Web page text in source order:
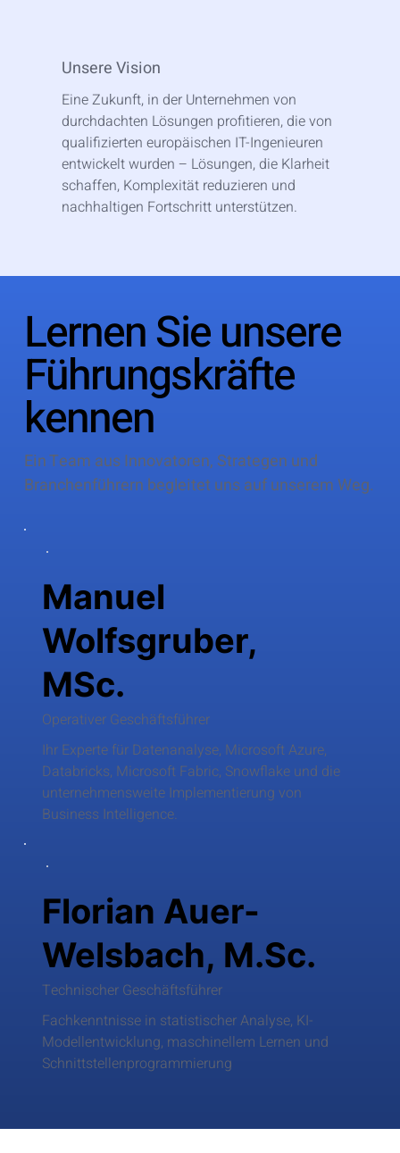
Unsere Vision
Eine Zukunft, in der Unternehmen von
durchdachten Lösungen profitieren, die von
qualifizierten europäischen IT-Ingenieuren
entwickelt wurden – Lösungen, die Klarheit
schaffen, Komplexität reduzieren und
nachhaltigen Fortschritt unterstützen.
Lernen Sie unsere
Führungskräfte
kennen
Ein Team aus Innovatoren, Strategen und
Branchenführern begleitet uns auf unserem Weg.
Manuel
Wolfsgruber,
MSc.
Operativer Geschäftsführer
Ihr Experte für Datenanalyse, Microsoft Azure,
Databricks, Microsoft Fabric, Snowflake und die
unternehmensweite Implementierung von
Business Intelligence.
Florian Auer-
Welsbach, M.Sc.
Technischer Geschäftsführer
Fachkenntnisse in statistischer Analyse, KI-
Modellentwicklung, maschinellem Lernen und
Schnittstellenprogrammierung